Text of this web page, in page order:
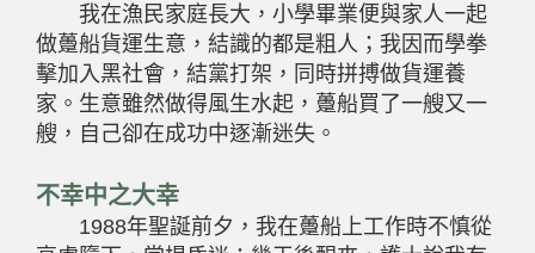
我在漁民家庭長大，小學畢業便與家人一起
做躉船貨運生意，結識的都是粗人；我因而學拳
擊加入黑社會，結黨打架，同時拼搏做貨運養
家。生意雖然做得風生水起，躉船買了一艘又一
艘，自己卻在成功中逐漸迷失。
不幸中之大幸
1988年聖誕前夕，我在躉船上工作時不慎從